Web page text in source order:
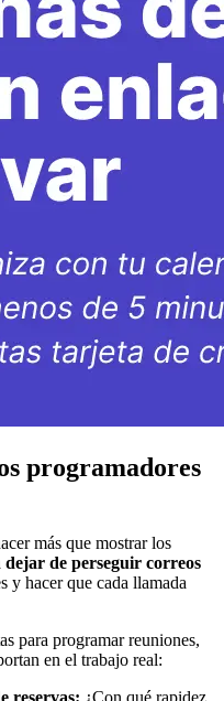
programadores
más que mostrar los
dejar de perseguir correos
y hacer que cada llamada
para programar reuniones,
en el trabajo real: